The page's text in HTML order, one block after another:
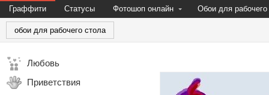
Граффити Статусы Фотошоп онлайн Обои для рабочего
обои для рабочего стола
Любовь
Приветствия